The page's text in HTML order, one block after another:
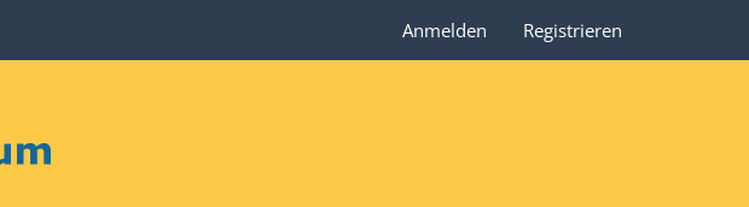
Anmelden Registrieren